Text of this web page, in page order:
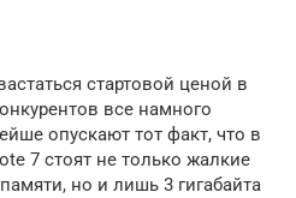
стартовой ценой в
все намного
опускают тот факт, что в
7 стоят не только жалкие
но и лишь 3 гигабайта